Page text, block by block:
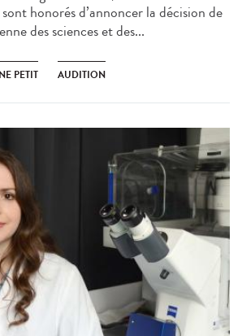
honorés d’annoncer la décision de
des sciences et des...
PETIT AUDITION